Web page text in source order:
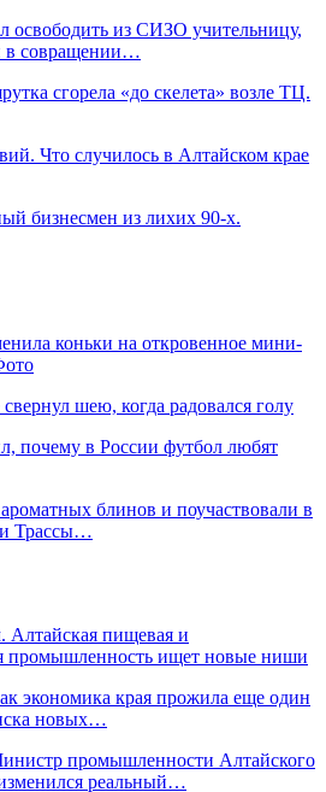
освободить из СИЗО учительницу,
в совращении…
сгорела «до скелета» возле ТЦ.
Что случилось в Алтайском крае
бизнесмен из лихих 90-х.
коньки на откровенное мини-
шею, когда радовался голу
почему в России футбол любят
блинов и поучаствовали в
Трассы…
пищевая и
промышленность ищет новые ниши
экономика края прожила еще один
новых…
промышленности Алтайского
реальный…